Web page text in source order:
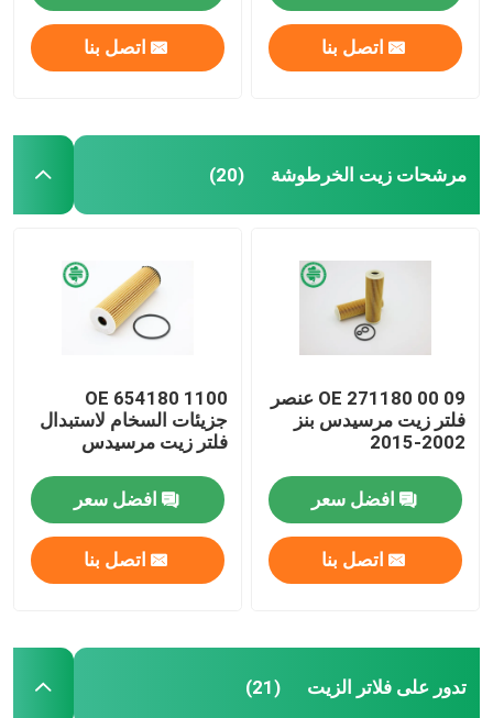
اتصل بنا اتصل بنا
مرشحات زيت الخرطوشة (20)
OE 271180 00 09 عنصر
فلتر زيت مرسيدس بنز
2002-2015
افضل سعر
اتصل بنا
OE 654180 1100
جزيئات السخام لاستبدال
فلتر زيت مرسيدس
افضل سعر
اتصل بنا
تدور على فلاتر الزيت (21)